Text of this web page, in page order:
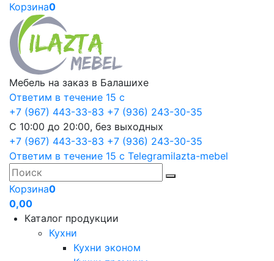
Корзина0
Мебель на заказ в Балашихе
Ответим в течение 15 с
+7 (967) 443-33-83 +7 (936) 243-30-35
С 10:00 до 20:00, без выходных
+7 (967) 443-33-83 +7 (936) 243-30-35
Ответим в течение 15 с Telegramilazta-mebel
Корзина0
0,00
Каталог продукции
Кухни
Кухни эконом